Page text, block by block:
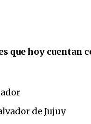
que hoy cuentan
de Jujuy